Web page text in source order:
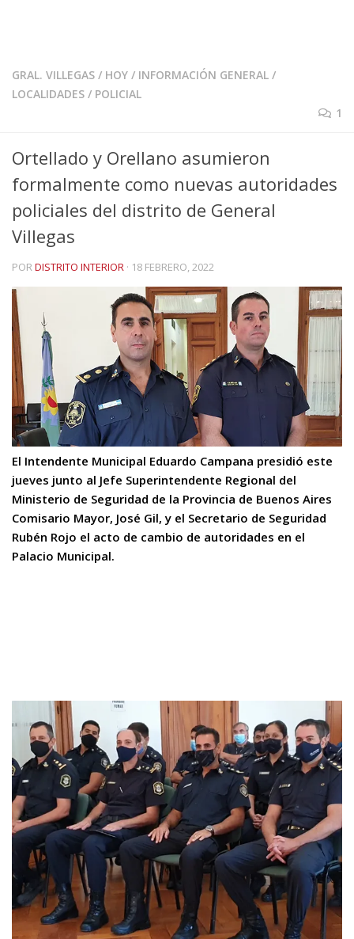
GRAL. VILLEGAS / HOY / INFORMACIÓN GENERAL /
LOCALIDADES / POLICIAL
1
Ortellado y Orellano asumieron
formalmente como nuevas autoridades
policiales del distrito de General
Villegas
PORDISTRITO INTERIOR · 18 FEBRERO, 2022
El Intendente Municipal Eduardo Campana presidió este
jueves junto al Jefe Superintendente Regional del
Ministerio de Seguridad de la Provincia de Buenos Aires
Comisario Mayor, José Gil, y el Secretario de Seguridad
Rubén Rojo el acto de cambio de autoridades en el
Palacio Municipal.